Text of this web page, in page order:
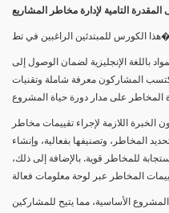
الراغبين في تط�
باللغة الإنجليزية لضمان الوصول إلى
المشاركون معرفة شاملة وتقنيات
الخبرة اللازمة لإجراء تقييمات مخاطر
المخاطر، وتصنيفها بفعالية، وإنشاء
للمخاطر قوية. بالإضافة إلى ذلك،
الأساسية، مما يتيح للمشاركين